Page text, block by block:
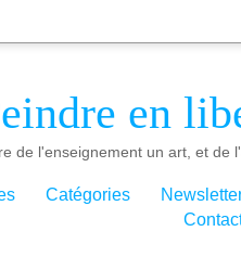
en
de l'enseignement un art, et de
Catégories